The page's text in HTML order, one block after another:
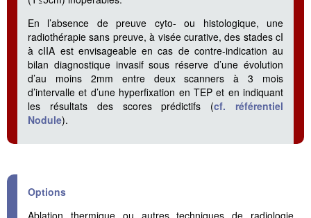
En l’absence de preuve cyto- ou histologique, une
radiothérapie sans preuve, à visée curative, des stades cI
à cIIA est envisageable en cas de contre-indication au
bilan diagnostique invasif sous réserve d’une évolution
d’au moins 2mm entre deux scanners à 3 mois
d’intervalle et d’une hyperfixation en TEP et en indiquant
les résultats des scores prédictifs (cf. référentiel
Nodule).
Options
Ablation thermique ou autres techniques de radiologie